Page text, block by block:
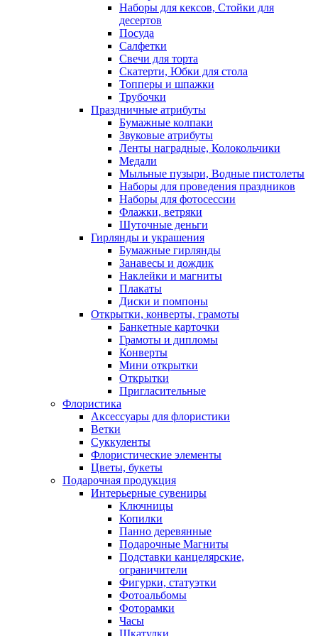
Наборы для кексов, Стойки для
десертов
Посуда
Салфетки
Свечи для торта
Скатерти, Юбки для стола
Топперы и шпажки
Трубочки
Праздничные атрибуты
Бумажные колпаки
Звуковые атрибуты
Ленты наградные, Колокольчики
Медали
Мыльные пузыри, Водные пистолеты
Наборы для проведения праздников
Наборы для фотосессии
Флажки, ветряки
Шуточные деньги
Гирлянды и украшения
Бумажные гирлянды
Занавесы и дождик
Наклейки и магниты
Плакаты
Диски и помпоны
Открытки, конверты, грамоты
Банкетные карточки
Грамоты и дипломы
Конверты
Мини открытки
Открытки
Пригласительные
Флористика
Аксессуары для флористики
Ветки
Суккуленты
Флористические элементы
Цветы, букеты
Подарочная продукция
Интерьерные сувениры
Ключницы
Копилки
Панно деревянные
Подарочные Магниты
Подставки канцелярские,
ограничители
Фигурки, статуэтки
Фотоальбомы
Фоторамки
Часы
Шкатулки